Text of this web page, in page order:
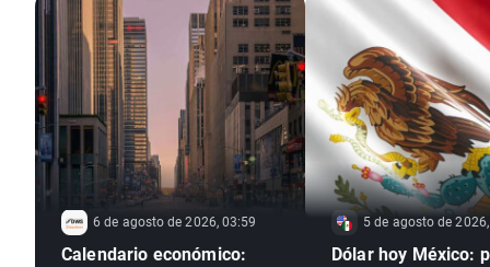
6 de agosto de 2026, 03:59
Calendario económico:
5 de agosto de
Dólar hoy México: